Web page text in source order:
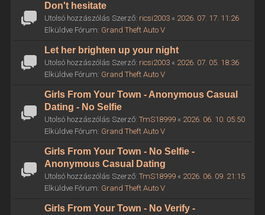
Don't hesitate
Utolsó hozzászólás Szerző: ricsi2003« 2026. 07. 17. 11:26
Elküldve Fórum: Grand Theft Auto V
Let her brighten up your night
Utolsó hozzászólás Szerző: ricsi2003« 2026. 07. 05. 18:36
Elküldve Fórum: Grand Theft Auto V
Girls From Your Town - Anonymous Casual
Dating - No Selfie
Utolsó hozzászólás Szerző: TmS18999« 2026. 06. 10. 05:50
Elküldve Fórum: Grand Theft Auto V
Girls From Your Town - No Selfie -
Anonymous Casual Dating
Utolsó hozzászólás Szerző: TmS18999« 2026. 06. 09. 21:15
Elküldve Fórum: Grand Theft Auto V
Girls From Your Town - No Verify -